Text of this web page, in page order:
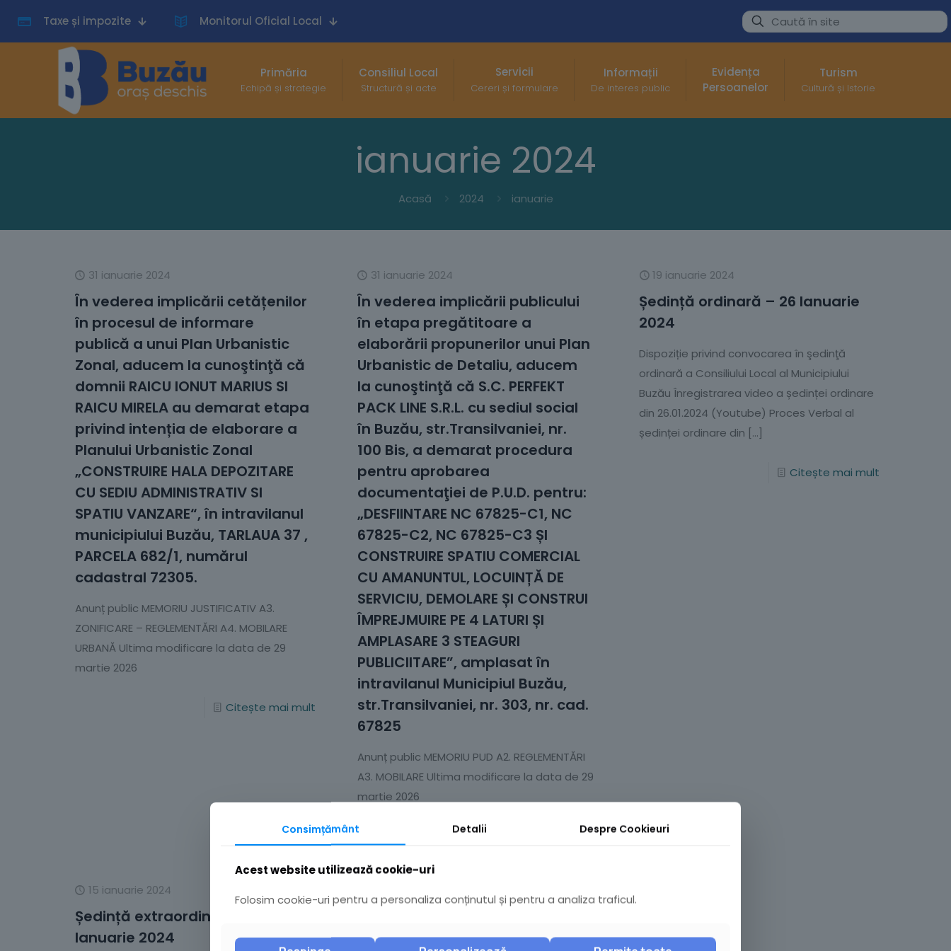
Taxe și impozite Monitorul Oficial Local
Primăria
Echipă și strategie
Consiliul Local
Structură și acte
Servicii
Cereri și formulare
Informații
De interes public
Evidența
Persoanelor
Turism
Cultură și Istorie
ianuarie 2024
Acasă 2024 ianuarie
31 ianuarie 2024
În vederea implicării cetățenilor
în procesul de informare
publică a unui Plan Urbanistic
Zonal, aducem la cunoştinţă că
domnii RAICU IONUT MARIUS SI
RAICU MIRELA au demarat etapa
privind intenția de elaborare a
Planului Urbanistic Zonal
„CONSTRUIRE HALA DEPOZITARE
CU SEDIU ADMINISTRATIV SI
SPATIU VANZARE“, în intravilanul
municipiului Buzău, TARLAUA 37 ,
PARCELA 682/1, numărul
cadastral 72305.
Anunț public MEMORIU JUSTIFICATIV A3.
ZONIFICARE – REGLEMENTĂRI A4. MOBILARE
URBANĂ Ultima modificare la data de 29
martie 2026
Citește mai mult
31 ianuarie 2024
În vederea implicării publicului
în etapa pregătitoare a
elaborării propunerilor unui Plan
Urbanistic de Detaliu, aducem
la cunoştinţă că S.C. PERFEKT
PACK LINE S.R.L. cu sediul social
în Buzău, str.Transilvaniei, nr.
100 Bis, a demarat procedura
pentru aprobarea
documentaţiei de P.U.D. pentru:
„DESFIINTARE NC 67825-C1, NC
67825-C2, NC 67825-C3 ȘI
CONSTRUIRE SPATIU COMERCIAL
CU AMANUNTUL, LOCUINȚĂ DE
SERVICIU, DEMOLARE ȘI CONSTRUI
ÎMPREJMUIRE PE 4 LATURI ȘI
AMPLASARE 3 STEAGURI
PUBLICIITARE”, amplasat în
intravilanul Municipiul Buzău,
str.Transilvaniei, nr. 303, nr. cad.
67825
Anunț public MEMORIU PUD A2. REGLEMENTĂRI
A3. MOBILARE Ultima modificare la data de 29
martie 2026
Citește mai mult
19 ianuarie 2024
Ședință ordinară – 26 Ianuarie
2024
Dispoziție privind convocarea în şedinţă
ordinară a Consiliului Local al Municipiului
Buzău Înregistrarea video a ședinței ordinare
din 26.01.2024 (Youtube) Proces Verbal al
ședinței ordinare din […]
Citește mai mult
15 ianuarie 2024
Ședință extraordinară – 19
Ianuarie 2024
Consimțământ Detalii Despre Cookieuri
Acest website utilizează cookie-uri
Folosim cookie-uri pentru a personaliza conținutul și pentru a analiza traficul.